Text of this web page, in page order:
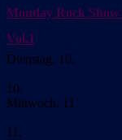
Monday Rock Show
Vol.1
Dienstag, 10.
10.
Mittwoch, 11.
11.